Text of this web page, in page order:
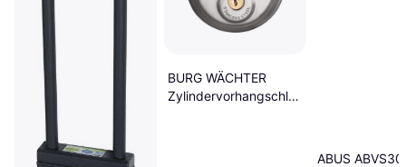
BURG WÄCHTER
Zylindervorhangschloss
ABUS